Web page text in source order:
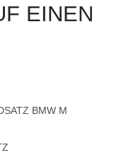
EINEN
BMW M